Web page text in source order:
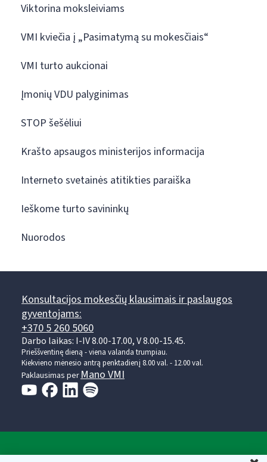
Viktorina moksleiviams
VMI kviečia į „Pasimatymą su mokesčiais“
VMI turto aukcionai
Įmonių VDU palyginimas
STOP šešėliui
Krašto apsaugos ministerijos informacija
Interneto svetainės atitikties paraiška
Ieškome turto savininkų
Nuorodos
Konsultacijos mokesčių klausimais ir paslaugos
gyventojams:
+370 5 260 5060
Darbo laikas: I-IV 8.00-17.00, V 8.00-15.45.
Prieššventinę dieną - viena valanda trumpiau.
Kiekvieno mėnesio antrą penktadienį 8.00 val. - 12.00 val.
Paklausimas per Mano VMI